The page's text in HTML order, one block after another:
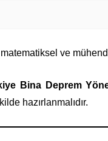
matematiksel ve
Bina Deprem
hazırlanmalıdır.